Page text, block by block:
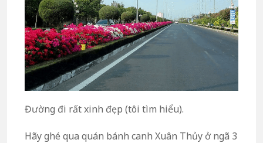
Đường đi rất xinh đẹp (tôi tìm hiểu).
Hãy ghé qua quán bánh canh Xuân Thủy ở ngã 3